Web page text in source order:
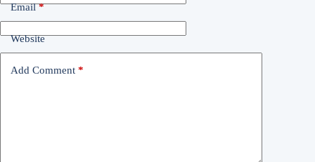
Email*
Website
Add Comment *